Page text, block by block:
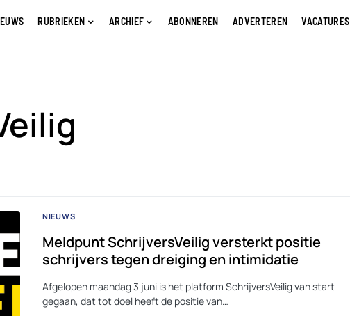
RUBRIEKEN ARCHIEF ABONNEREN ADVERTEREN VACATURES
NIEUWS
Meldpunt SchrijversVeilig versterkt positie
schrijvers tegen dreiging en intimidatie
Afgelopen maandag 3 juni is het platform SchrijversVeilig van start
gegaan, dat tot doel heeft de positie van…